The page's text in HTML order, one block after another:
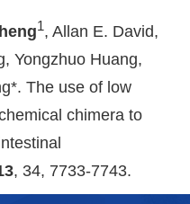
1, Allan E. David,
Yongzhuo Huang,
The use of low
chimera to
, 34, 7733-7743.